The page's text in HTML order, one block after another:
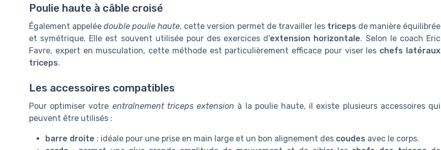
Poulie haute à câble croisé
Également appeléedouble poulie haute, cette version permet de travailler les triceps de manière équilibrée
et symétrique. Elle est souvent utilisée pour des exercices d'extension horizontale. Selon le coach Eric
Favre, expert en musculation, cette méthode est particulièrement efficace pour viser les chefs latéraux
triceps.
Les accessoires compatibles
Pour optimiser votre entraînement triceps extension à la poulie haute, il existe plusieurs accessoires qui
peuvent être utilisés :
barre droite : idéale pour une prise en main large et un bon alignement des coudes avec le corps.